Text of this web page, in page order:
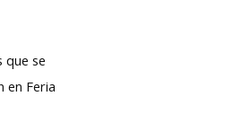
que se
en Feria